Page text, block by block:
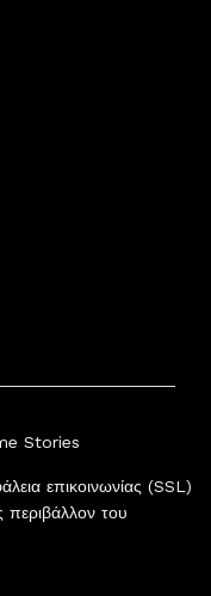
Stories
επικοινωνίας (SSL)
του